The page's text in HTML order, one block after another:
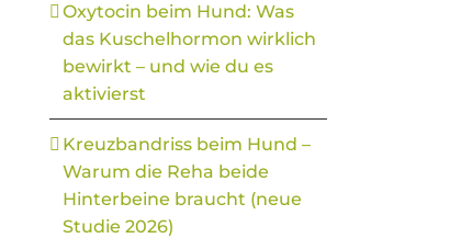
Oxytocin beim Hund: Was
das Kuschelhormon wirklich
bewirkt – und wie du es
aktivierst
Kreuzbandriss beim Hund –
Warum die Reha beide
Hinterbeine braucht (neue
Studie 2026)